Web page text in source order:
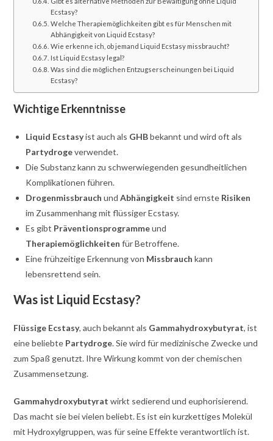
Ecstasy?
Welche Therapiemöglichkeiten gibt es für Menschen mit
Abhängigkeit von Liquid Ecstasy?
Wie erkenne ich, ob jemand Liquid Ecstasy missbraucht?
Ist Liquid Ecstasy legal?
Was sind die möglichen Entzugserscheinungen bei Liquid
Ecstasy?
Wichtige Erkenntnisse
Liquid Ecstasyist auch als GHBbekannt und wird oft als
Partydrogeverwendet.
Die Substanz kann zu schwerwiegenden gesundheitlichen
Komplikationen führen.
Drogenmissbrauch undAbhängigkeit sind ernste Risiken
im Zusammenhang mit flüssiger Ecstasy.
Es gibt Präventionsprogrammeund
Therapiemöglichkeiten für Betroffene.
Eine frühzeitige Erkennung von Missbrauch kann
lebensrettend sein.
Was ist Liquid Ecstasy?
Flüssige Ecstasy, auch bekannt als Gammahydroxybutyrat, ist
eine beliebte Partydroge. Sie wird für medizinische Zwecke und
zum Spaß genutzt. Ihre Wirkung kommt von der chemischen
Zusammensetzung.
Gammahydroxybutyrat wirkt sedierend und euphorisierend.
Das macht sie bei vielen beliebt. Es ist ein kurzkettiges Molekül
mit Hydroxylgruppen, was für seine Effekte verantwortlich ist.